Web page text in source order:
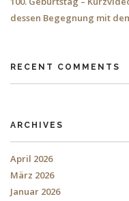
dessen Begegnung mit
RECENT COMMENTS
ARCHIVES
April 2026
März 2026
Januar 2026